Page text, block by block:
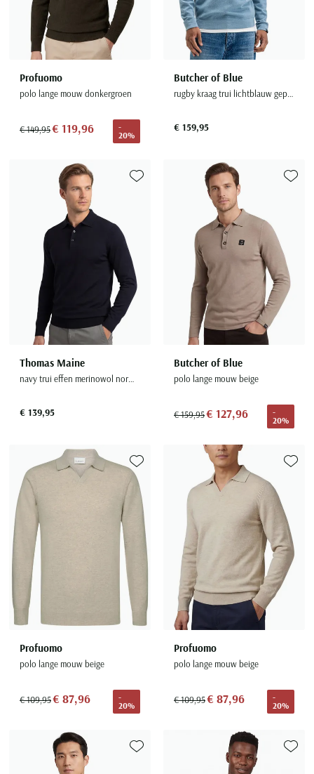
Profuomo
polo lange mouw donkergroen
€ 149,95€ 119,96
-
20%
Butcher of Blue
rugby kraag trui lichtblauw geprint
€ 159,95
Thomas Maine
navy trui effen merinowol normale fit
€ 139,95
Toevoegen aan favorieten
Butcher of Blue
polo lange mouw beige
€ 159,95€ 127,96
-
20%
Profuomo
polo lange mouw beige
€ 109,95€ 87,96
-
20%
Toevoegen aan favorieten
Profuomo
polo lange mouw beige
€ 109,95€ 87,96
-
20%
Toevoegen aan favorieten